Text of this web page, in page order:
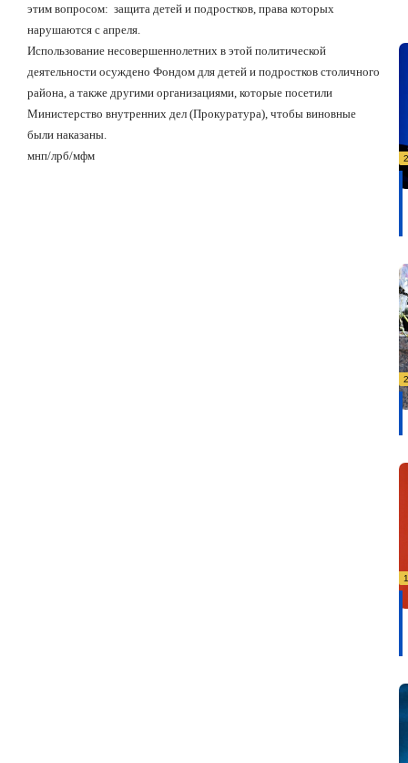
этим вопросом: защита детей и подростков, права которых
нарушаются с апреля.
Использование несовершеннолетних в этой политической
деятельности осуждено Фондом для детей и подростков столичного
района, а также другими организациями, которые посетили
Министерство внутренних дел (Прокуратура), чтобы виновные
были наказаны.
мнп/лрб/мфм